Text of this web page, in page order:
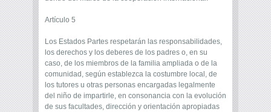
Artículo 5
Los Estados Partes respetarán las responsabilidades,
los derechos y los deberes de los padres o, en su
caso, de los miembros de la familia ampliada o de la
comunidad, según establezca la costumbre local, de
los tutores u otras personas encargadas legalmente
del niño de impartirle, en consonancia con la evolución
de sus facultades, dirección y orientación apropiadas